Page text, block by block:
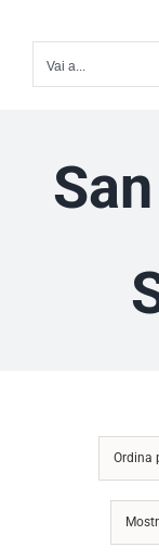
Vai a...
Ordina